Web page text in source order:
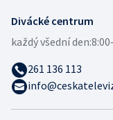
Divácké centrum
každý všední den:
261 136 113